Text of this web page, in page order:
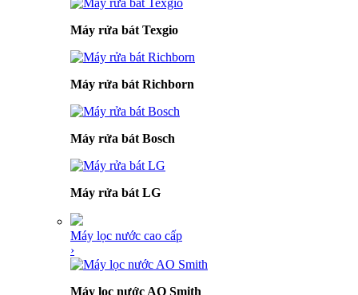
Máy rửa bát Texgio
Máy rửa bát Richborn
Máy rửa bát Bosch
Máy rửa bát LG
Máy lọc nước cao cấp
›
Máy lọc nước AO Smith